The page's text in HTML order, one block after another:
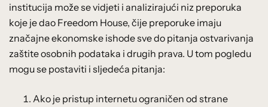
institucija može se vidjeti i analizirajući niz preporuka
koje je dao Freedom House, čije preporuke imaju
značajne ekonomske ishode sve do pitanja ostvarivanja
zaštite osobnih podataka i drugih prava. U tom pogledu
mogu se postaviti i sljedeća pitanja:
Ako je pristup internetu ograničen od strane